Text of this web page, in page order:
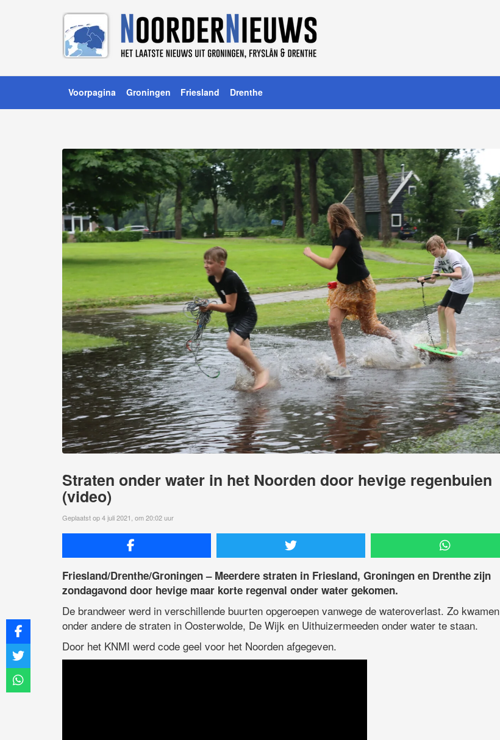
Voorpagina Groningen Friesland Drenthe
Straten onder water in het Noorden door hevige regenbuien
(video)
Geplaatst op 4 juli 2021, om 20:02 uur
Friesland/Drenthe/Groningen – Meerdere straten in Friesland, Groningen en Drenthe zijn
zondagavond door hevige maar korte regenval onder water gekomen.
De brandweer werd in verschillende buurten opgeroepen vanwege de wateroverlast. Zo kwamen
onder andere de straten in Oosterwolde, De Wijk en Uithuizermeeden onder water te staan.
Door het KNMI werd code geel voor het Noorden afgegeven.